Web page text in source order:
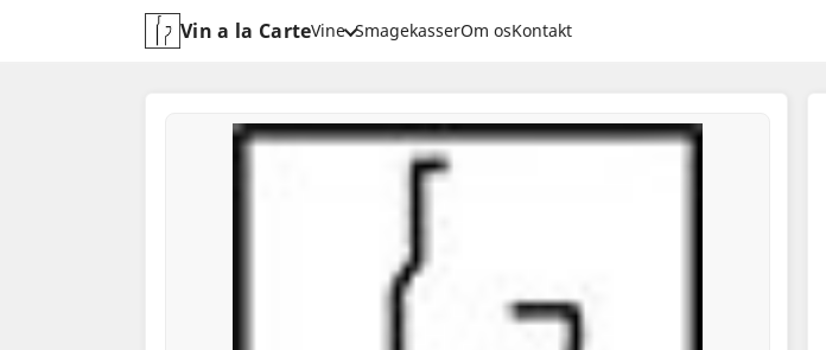
Vin a la CarteVine SmagekasserOm osKontakt